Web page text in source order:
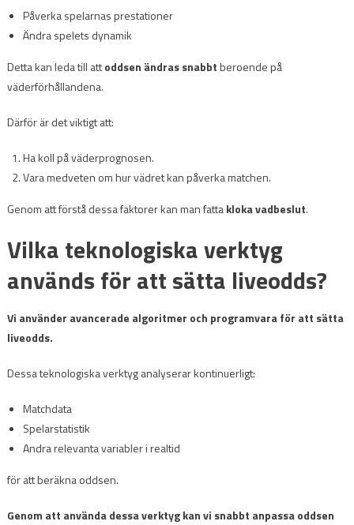
Påverka spelarnas prestationer
Ändra spelets dynamik
Detta kan leda till attoddsen ändras snabbtberoende på
väderförhållandena.
Därför är det viktigt att:
Ha koll på väderprognosen.
Vara medveten om hur vädret kan påverka matchen.
Genom att förstå dessa faktorer kan man fattakloka vadbeslut.
Vilka teknologiska verktyg
används för att sätta liveodds?
Vi använder avancerade algoritmer och programvara för att sätta
liveodds.
Dessa teknologiska verktyg analyserar kontinuerligt:
Matchdata
Spelarstatistik
Andra relevanta variabler i realtid
för att beräkna oddsen.
Genom att använda dessa verktyg kan vi snabbt anpassa oddsen